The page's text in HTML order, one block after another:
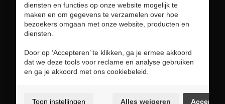
Veilig online winkelen
Gebruiksvoorwaarden & privacybeleid
diensten en functies op onze website mogelijk te
maken en om gegevens te verzamelen over hoe
bezoekers omgaan met onze website, producten en
diensten.
Door op ‘Accepteren’ te klikken, ga je ermee akkoord
dat we deze tools voor reclame en analyse gebruiken
en ga je akkoord met ons cookiebeleid.
Toon instellingen Alles weigeren